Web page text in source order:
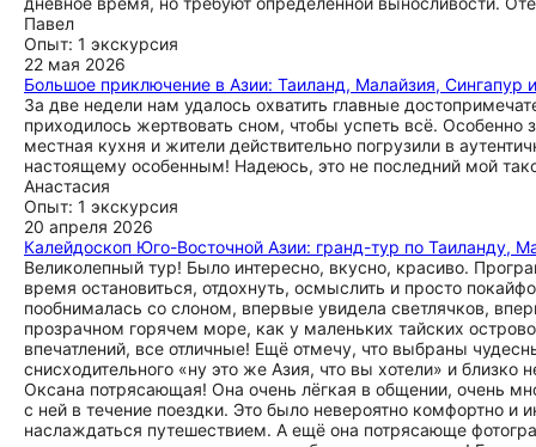
Павел
Опыт: 1 экскурсия
22 мая 2026
Большое приключение в Азии: Таиланд, Малайзия, Сингапур
За две недели нам удалось охватить главные
приходилось жертвовать сном, чтобы успеть всё.
местная кухня и жители действительно погрузили в
настоящему особенным! Надеюсь, это не последний мой
Анастасия
Опыт: 1 экскурсия
20 апреля 2026
Калейдоскоп Юго-Восточной Азии: гранд-тур по Таиланду,
Великолепный тур! Было интересно, вкусно, красиво.
время остановиться, отдохнуть, осмыслить и просто
пообнималась со слоном, впервые увидела светлячков,
прозрачном горячем море, как у маленьких тайских
впечатлений, все отличные! Ещё отмечу, что выбраны
снисходительного «ну это же Азия, что вы хотели» и
Оксана потрясающая! Она очень лёгкая в общении, очень
с ней в течение поездки. Это было невероятно комфортно и
наслаждаться путешествием. А ещё она потрясающе